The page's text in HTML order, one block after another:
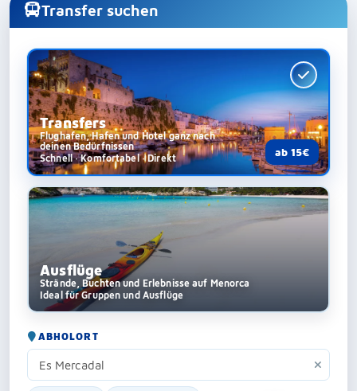
Transfer suchen
Transfers
Flughafen, Hafen und Hotel ganz nach
deinen Bedürfnissen
Schnell · Komfortabel · Direkt
ab 15€
Ausflüge
Strände, Buchten und Erlebnisse auf Menorca
Ideal für Gruppen und Ausflüge
ABHOLORT